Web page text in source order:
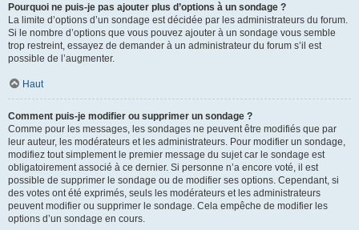
Pourquoi ne puis-je pas ajouter plus d’options à un sondage ?
La limite d’options d’un sondage est décidée par les administrateurs du forum.
Si le nombre d’options que vous pouvez ajouter à un sondage vous semble
trop restreint, essayez de demander à un administrateur du forum s’il est
possible de l’augmenter.
Haut
Comment puis-je modifier ou supprimer un sondage ?
Comme pour les messages, les sondages ne peuvent être modifiés que par
leur auteur, les modérateurs et les administrateurs. Pour modifier un sondage,
modifiez tout simplement le premier message du sujet car le sondage est
obligatoirement associé à ce dernier. Si personne n’a encore voté, il est
possible de supprimer le sondage ou de modifier ses options. Cependant, si
des votes ont été exprimés, seuls les modérateurs et les administrateurs
peuvent modifier ou supprimer le sondage. Cela empêche de modifier les
options d’un sondage en cours.